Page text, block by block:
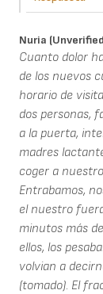
Nuria
Cuanto dolor
de los nuevos
horario de
dos personas,
a la puerta,
madres
coger a
Entrabamos,
el nuestro
minutos más
ellos, los
volvian a
(tomado). El